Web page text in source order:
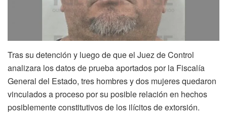
Tras su detención y luego de que el Juez de Control
analizara los datos de prueba aportados por la Fiscalía
General del Estado, tres hombres y dos mujeres quedaron
vinculados a proceso por su posible relación en hechos
posiblemente constitutivos de los ilícitos de extorsión.